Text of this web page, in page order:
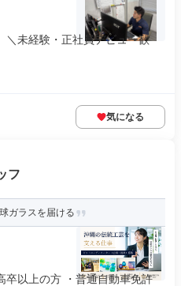
＼未経験・正社員デビュー歓
気になる
フ
ガラスを届ける
卒以上の方 ・普通自動車免許